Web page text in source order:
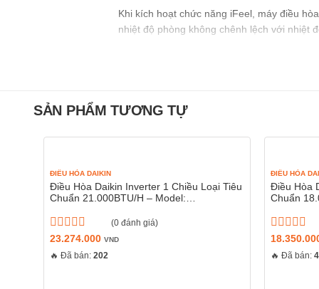
Khi kích hoạt chức năng iFeel, máy điều
nhiệt độ phòng không chênh lệch với nhiệt
thư giãn hơn.
như: Nước muối, mưa, các chất ăn mòn
SẢN PHẨM TƯƠNG TỰ
ĐIỀU HÒA DAIKIN
Điều Hòa Daikin Inverter 1 Chiều Loại Tiêu
Chuẩn 21.000BTU/H – Model:
Được
xếp
hạng
(0 đánh giá)
23.274.000 VND
🔥 Đã bán: 202
ĐIỀU HÒA
Điều Hòa
Chuẩn
Được
xếp
hạng
🔥 Đã bán: